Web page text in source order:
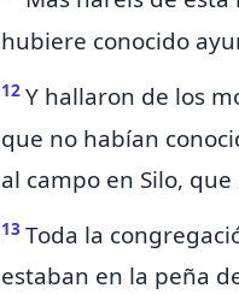
hubiere conocido
12 Y hallaron de los
que no habían
al campo en Silo,
13 Toda la
estaban en la peña